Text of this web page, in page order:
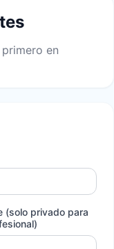
en
(solo privado para